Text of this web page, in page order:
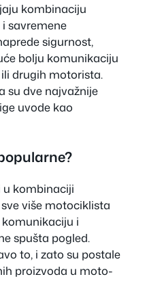
kombinaciju
savremene
sigurnost,
bolju komunikaciju
drugih motorista.
su dve najvažnije
uvode kao
u kombinaciji
više motociklista
komunikaciju i
spušta pogled.
to, i zato su postale
proizvoda u moto-